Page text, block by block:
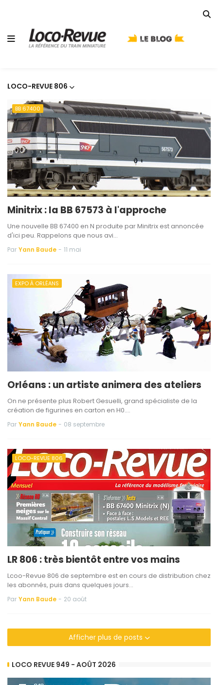
LOCO-REVUE 806
BB 67400
Minitrix : la BB 67573 à l'approche
Une nouvelle BB 67400 en N produite par Minitrix est annoncée
d'ici peu. Rappelons que nous avi…
Par Yann Baude - 11 mai
EXPO À ORLÉANS
Orléans : un artiste animera des ateliers
On ne présente plus Robert Gesuelli, grand spécialiste de la
création de figurines en carton en H0.…
Par Yann Baude - 08 septembre
LOCO-REVUE 806
LR 806 : très bientôt entre vos mains
Lcoo-Revue 806 de septembre est en cours de distribution chez
les abonnés, puis dans quelques jours…
Par Yann Baude - 20 août
Afficher plus de posts
LOCO REVUE 949 - AOÛT 2026